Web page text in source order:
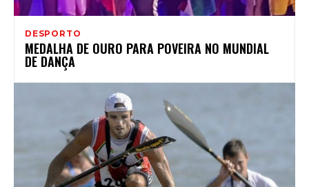
DESPORTO
MEDALHA DE OURO PARA POVEIRA NO MUNDIAL
DE DANÇA